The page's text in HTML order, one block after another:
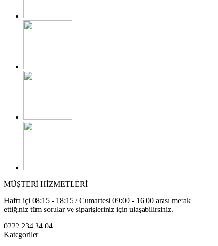
MÜŞTERİ HİZMETLERİ
Hafta içi 08:15 - 18:15 / Cumartesi 09:00 - 16:00 arası merak
ettiğiniz tüm sorular ve siparişleriniz için ulaşabilirsiniz.
0222 234 34 04
Kategoriler